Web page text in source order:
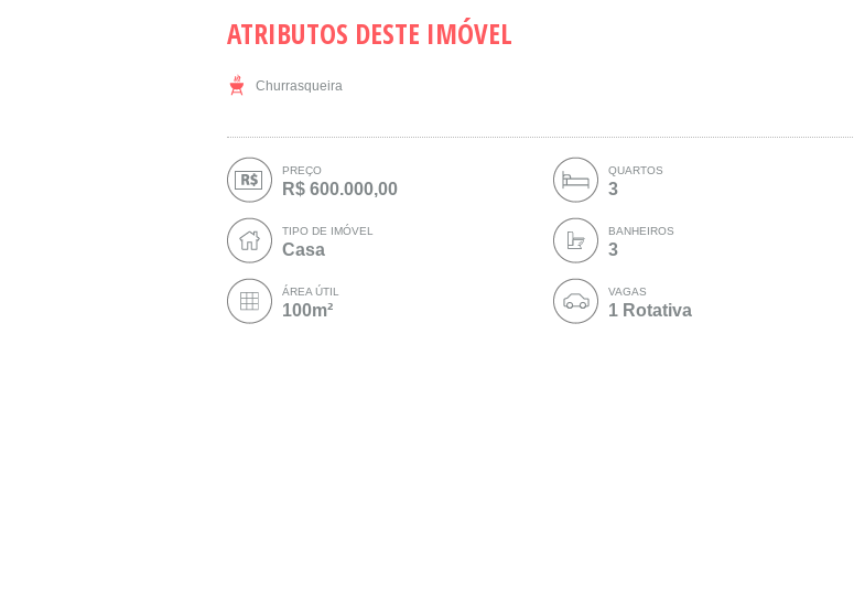
ATRIBUTOS DESTE IMÓVEL
Churrasqueira
PREÇO
R$ 600.000,00
TIPO DE IMÓVEL
Casa
ÁREA ÚTIL
100m²
QUARTOS
3
BANHEIROS
3
VAGAS
1 Rotativa